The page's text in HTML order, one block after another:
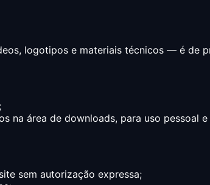
logotipos e materiais técnicos — é de
na área de downloads, para uso pessoal
sem autorização expressa;